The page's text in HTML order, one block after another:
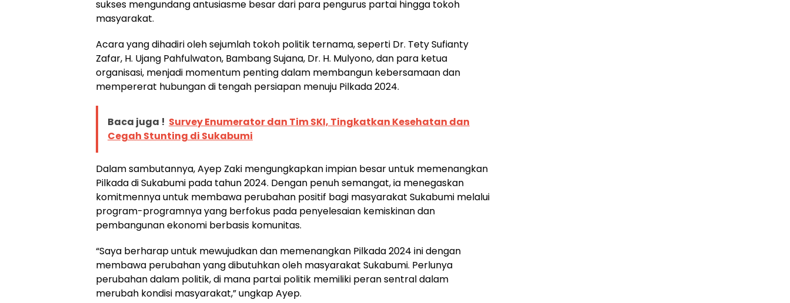
sukses mengundang antusiasme besar dari para pengurus partai hingga tokoh
masyarakat.
Acara yang dihadiri oleh sejumlah tokoh politik ternama, seperti Dr. Tety Sufianty
Zafar, H. Ujang Pahfulwaton, Bambang Sujana, Dr. H. Mulyono, dan para ketua
organisasi, menjadi momentum penting dalam membangun kebersamaan dan
mempererat hubungan di tengah persiapan menuju Pilkada 2024.
Baca juga ! Survey Enumerator dan Tim SKI, Tingkatkan Kesehatan dan
Cegah Stunting di Sukabumi
Dalam sambutannya, Ayep Zaki mengungkapkan impian besar untuk memenangkan
Pilkada di Sukabumi pada tahun 2024. Dengan penuh semangat, ia menegaskan
komitmennya untuk membawa perubahan positif bagi masyarakat Sukabumi melalui
program-programnya yang berfokus pada penyelesaian kemiskinan dan
pembangunan ekonomi berbasis komunitas.
“Saya berharap untuk mewujudkan dan memenangkan Pilkada 2024 ini dengan
membawa perubahan yang dibutuhkan oleh masyarakat Sukabumi. Perlunya
perubahan dalam politik, di mana partai politik memiliki peran sentral dalam
merubah kondisi masyarakat,” ungkap Ayep.